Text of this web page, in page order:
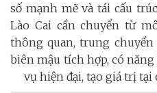
số mạnh mẽ và tái cấu
Lào Cai cần chuyển từ
thông quan, trung
biên mậu tích hợp, có
vụ hiện đại, tạo giá trị tại